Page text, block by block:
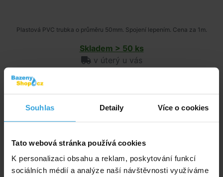
Souhlas Detaily Více o cookies
Tato webová stránka používá cookies
K personalizaci obsahu a reklam, poskytování funkcí
sociálních médií a analýze naší návštěvnosti využíváme
Plastová PVC trubka o průměru 50mm. Spojení lepením. Cena za 1m.
Skladem > 50 ks
v úterý u vás
do košíku